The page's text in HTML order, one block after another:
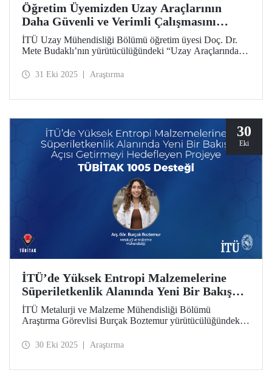
Öğretim Üyemizden Uzay Araçlarının
Daha Güvenli ve Verimli Çalışmasını
Sağlayacak Araştırma
İTÜ Uzay Mühendisliği Bölümü öğretim üyesi Doç. Dr.
Mete Budaklı’nın yürütücülüğündeki “Uzay Araçlarında
Geliştirilmesi” başlıklı proje, Araştırma Üniversitesi Destek
31 Eki 2025 Araştırma
30
Eki
İTÜ’de Yüksek Entropi Malzemelerine
Süperiletkenlik Alanında Yeni Bir Bakış
Açısı Getirmeyi Hedefleyen Projeye
TÜBİTAK 1005 Desteği
İTÜ Metalurji ve Malzeme Mühendisliği Bölümü
Araştırma Görevlisi Burçak Boztemur yürütücülüğündeki
Uygulamaları için Kullanımı: Simülasyon, Sentezleme ve
30 Eki 2025 Araştırma